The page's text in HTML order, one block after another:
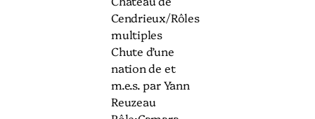
Cendrieux/Rôles
multiples
Chute d’une
nation de et
m.e.s. par Yann
Reuzeau